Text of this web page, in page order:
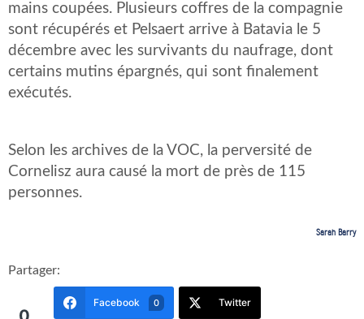
mains coupées. Plusieurs coffres de la compagnie
sont récupérés et Pelsaert arrive à Batavia le 5
décembre avec les survivants du naufrage, dont
certains mutins épargnés, qui sont finalement
exécutés.
Selon les archives de la VOC, la perversité de
Cornelisz aura causé la mort de près de 115
personnes.
Sarah Barry
Partager:
Facebook 0 Twitter